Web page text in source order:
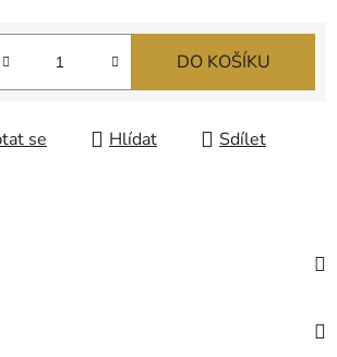
DO KOŠÍKU
se Hlídat Sdílet